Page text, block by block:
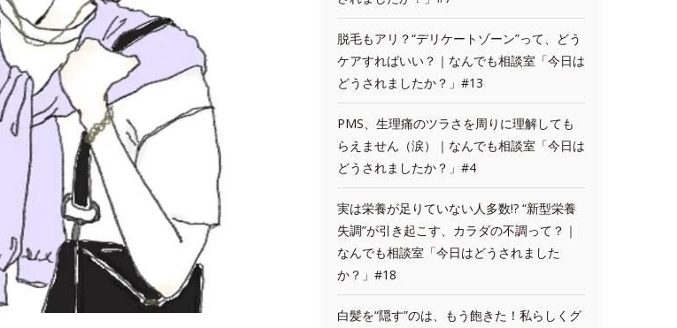
脱毛もアリ？“デリケートゾーン”って、どう
ケアすればいい？｜なんでも相談室「今日は
どうされましたか？」#13
PMS、生理痛のツラさを周りに理解しても
らえません（涙）｜なんでも相談室「今日は
どうされましたか？」#4
実は栄養が足りていない人多数!? “新型栄養
失調”が引き起こす、カラダの不調って？｜
なんでも相談室「今日はどうされました
か？」#18
白髪を“隠す”のは、もう飽きた！私らしくグ